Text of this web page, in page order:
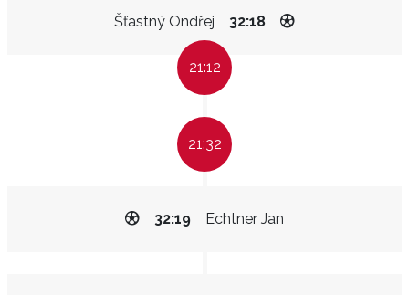
Šťastný Ondřej 32:18
21:12
21:32
Echtner Jan
32:19